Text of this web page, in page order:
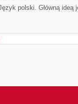
polski. Główną ideą